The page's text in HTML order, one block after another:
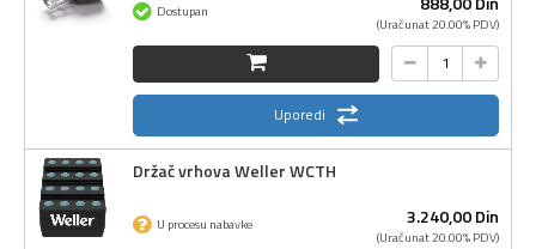
(Uračunat 20.00% PDV)
Dostupan
Uporedi
Držač vrhova Weller WCTH
3.240,00Din
(Uračunat 20.00% PDV)
U procesu nabavke